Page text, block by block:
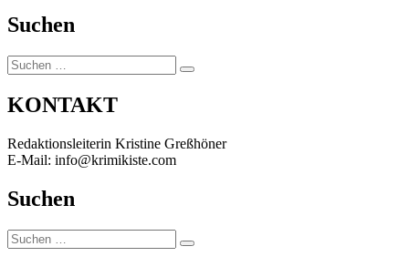
Suchen
Suchen
nach:
Suchen
KONTAKT
Redaktionsleiterin Kristine Greßhöner
E-Mail: info@krimikiste.com
Suchen
Suchen
nach:
Suchen